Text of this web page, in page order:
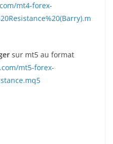
mt4-forex-
sur mt5 au format
mt5-forex-